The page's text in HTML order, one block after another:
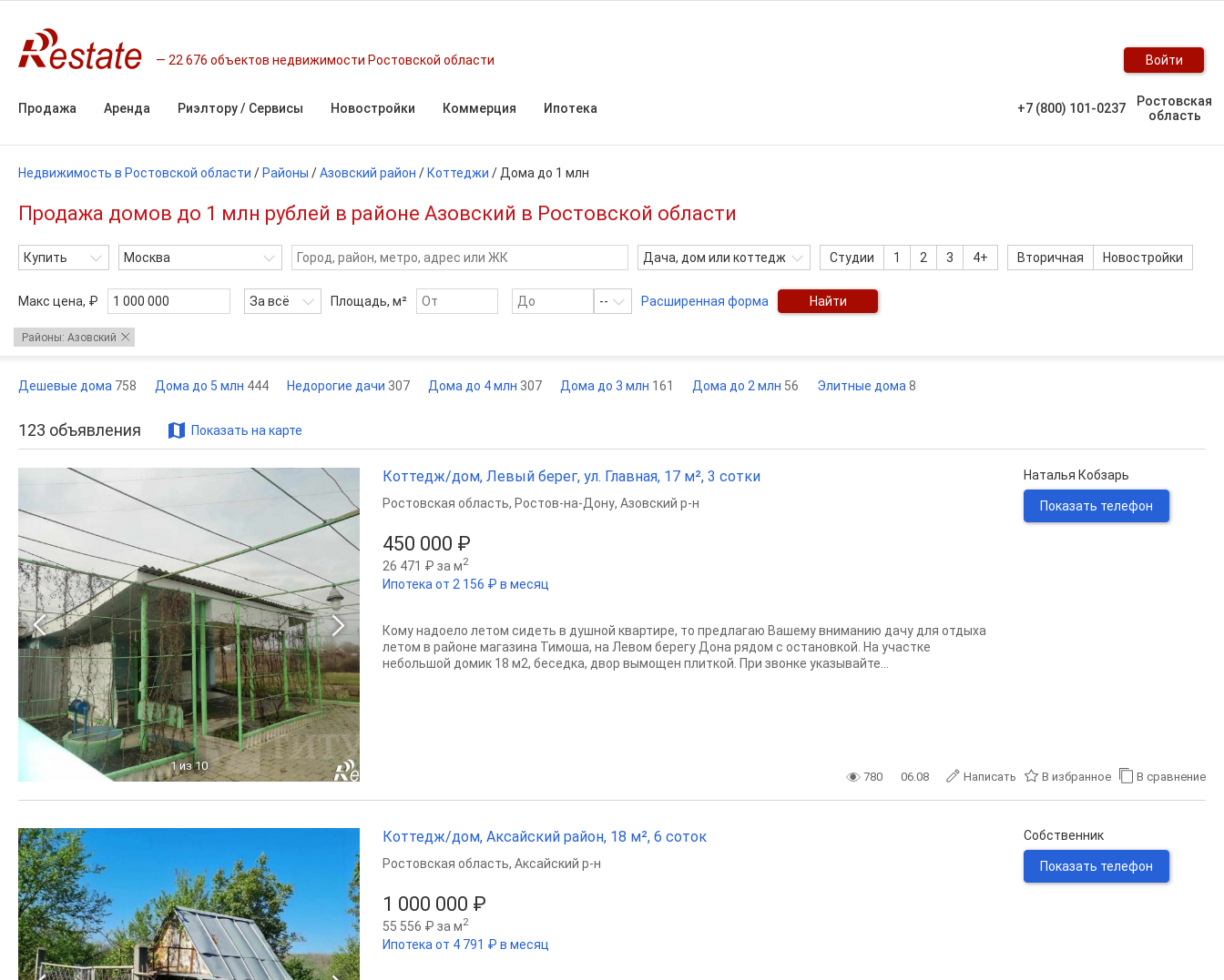
22 676 объектов недвижимости Ростовской области Войти
Продажа Аренда Риэлтору / Сервисы Новостройки Коммерция Ипотека +7 (800) 101-0237
Ростовская
область
Недвижимость в Ростовской области / Районы /Азовский район / Коттеджи / Дома до 1 млн
Продажа домов до 1 млн рублей в районе Азовский в Ростовской области
Купить Москва Дача, дом или коттедж Студии 1 2 3 4+ Вторичная Новостройки
Макс цена, ₽ За всё Площадь, м² -- Расширенная форма Найти
Районы: Азовский
Дешевые дома 758 Дома до 5 млн 444 Недорогие дачи 307 Дома до 4 млн 307 Дома до 3 млн 161 Дома до 2 млн 56 Элитные дома 8
123 объявления Показать на карте
1 из 10
Коттедж/дом, Левый берег, ул. Главная, 17 м², 3 сотки
450 000 ₽
26 471 ₽ за м2
Ипотека от 2 156 ₽ в месяц
Ростовская область, Ростов-на-Дону, Азовский р-н
Кому надоело летом сидеть в душной квартире, то предлагаю Вашему вниманию дачу для отдыха
летом в районе магазина Тимоша, на Левом берегу Дона рядом с остановкой. На участке
небольшой домик 18 м2, беседка, двор вымощен плиткой. При звонке указывайте...
Наталья Кобзарь
Показать телефон
780 06.08 Написать В избранное В сравнение
Коттедж/дом, Аксайский район, 18 м², 6 соток
1 000 000 ₽
55 556 ₽ за м2
Ипотека от 4 791 ₽ в месяц
Ростовская область, Аксайский р-н
Собственник
Показать телефон